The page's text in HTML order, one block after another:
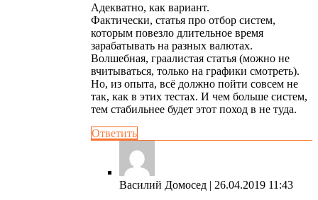
Адекватно, как вариант.
Фактически, статья про отбор систем,
которым повезло длительное время
зарабатывать на разных валютах.
Волшебная, граалистая статья (можно не
вчитываться, только на графики смотреть).
Но, из опыта, всё должно пойти совсем не
так, как в этих тестах. И чем больше систем,
тем стабильнее будет этот поход в не туда.
Ответить
Василий Домосед | 26.04.2019 11:43